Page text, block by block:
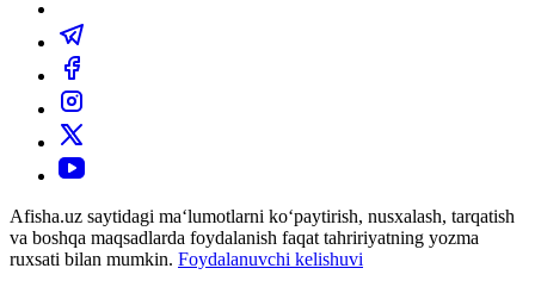
Afisha.uz saytidagi ma‘lumotlarni ko‘paytirish, nusxalash, tarqatish
va boshqa maqsadlarda foydalanish faqat tahririyatning yozma
ruxsati bilan mumkin. Foydalanuvchi kelishuvi